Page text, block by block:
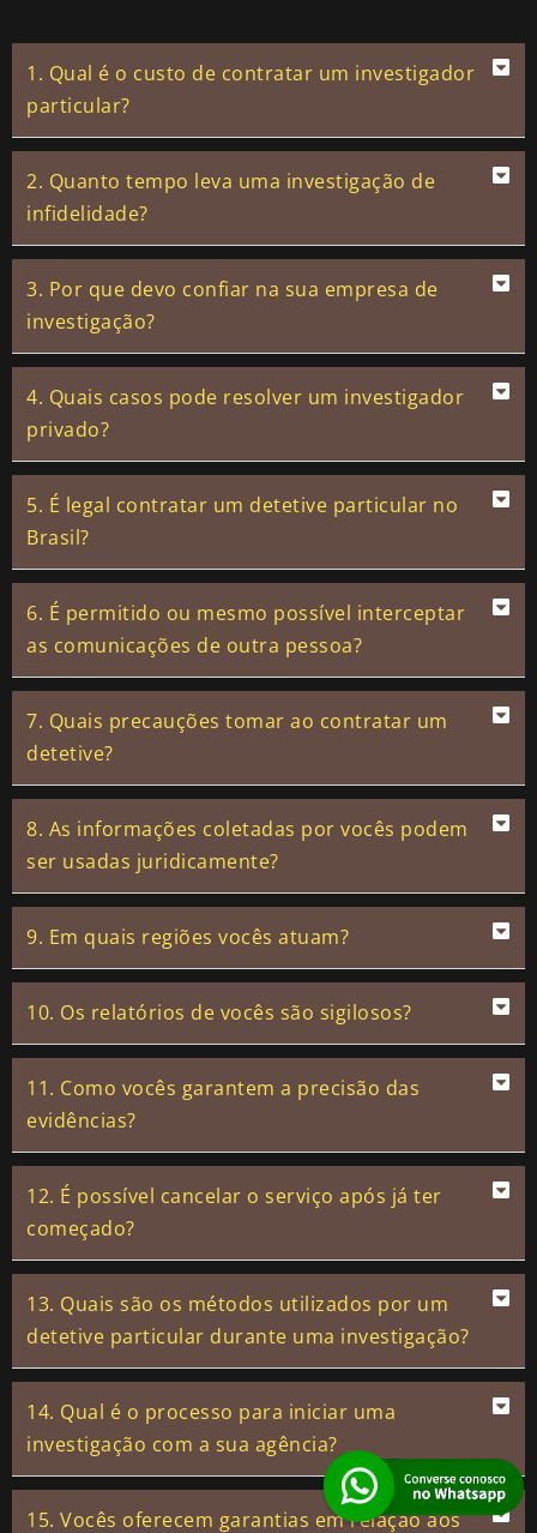
1. Qual é o custo de contratar um investigador
particular?
2. Quanto tempo leva uma investigação de
infidelidade?
3. Por que devo confiar na sua empresa de
investigação?
4. Quais casos pode resolver um investigador
privado?
5. É legal contratar um detetive particular no
Brasil?
6. É permitido ou mesmo possível interceptar
as comunicações de outra pessoa?
7. Quais precauções tomar ao contratar um
detetive?
8. As informações coletadas por vocês podem
ser usadas juridicamente?
9. Em quais regiões vocês atuam?
10. Os relatórios de vocês são sigilosos?
11. Como vocês garantem a precisão das
evidências?
12. É possível cancelar o serviço após já ter
começado?
13. Quais são os métodos utilizados por um
detetive particular durante uma investigação?
14. Qual é o processo para iniciar uma
investigação com a sua agência?
15. Vocês oferecem garantias em relação aos